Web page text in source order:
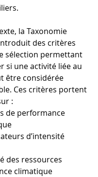
la Taxonomie
des critères
sélection permettant
si une activité liée au
être considérée
Ces critères portent
:
de performance
d’intensité
des ressources
climatique